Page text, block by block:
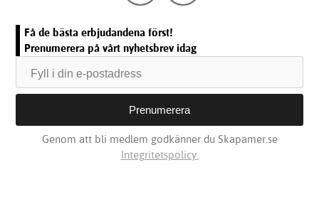
Få de bästa erbjudandena först!
Prenumerera på vårt nyhetsbrev idag
Genom att bli medlem godkänner du Skapamer.se
Integritetspolicy.